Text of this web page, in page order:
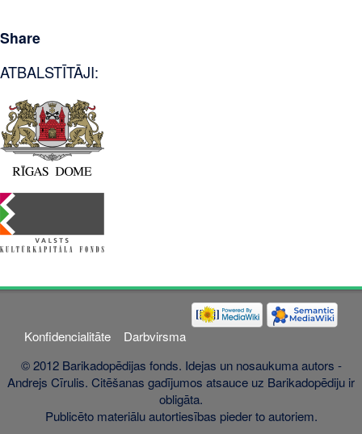
Share
ATBALSTĪTĀJI:
Konfidencialitāte
Darbvirsma
© 2012 Barikadopēdijas fonds. Idejas un nosaukuma autors -
Andrejs Cīrulis. Citēšanas gadījumos atsauce uz Barikadopēdiju ir
obligāta.
Publicēto materiālu autortiesības pieder to autoriem.